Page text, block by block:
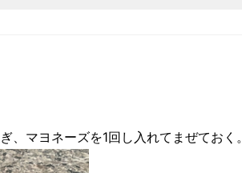
、マヨネーズを1回し入れてまぜておく。